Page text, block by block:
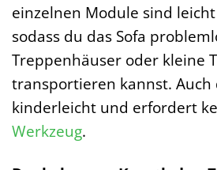
einzelnen Module sind
sodass du das Sofa
Treppenhäuser oder kleine
transportieren kannst. Auch
kinderleicht und erfordert
Werkzeug.